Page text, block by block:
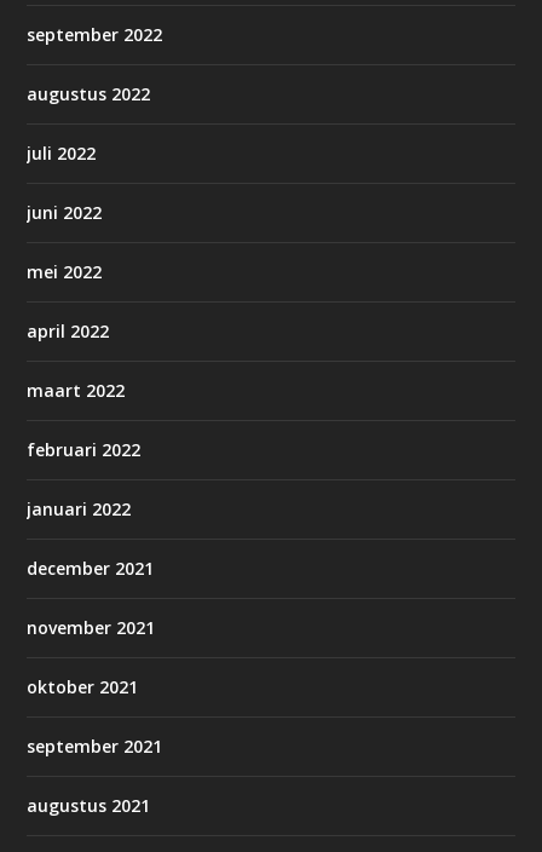
september 2022
augustus 2022
juli 2022
juni 2022
mei 2022
april 2022
maart 2022
februari 2022
januari 2022
december 2021
november 2021
oktober 2021
september 2021
augustus 2021